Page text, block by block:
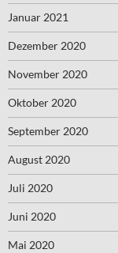
Januar 2021
Dezember 2020
November 2020
Oktober 2020
September 2020
August 2020
Juli 2020
Juni 2020
Mai 2020